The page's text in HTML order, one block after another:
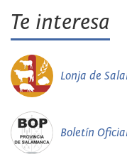
Te interesa
Lonja de
Boletín